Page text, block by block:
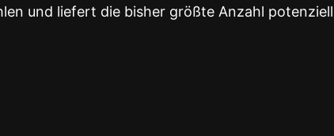
und liefert die bisher größte Anzahl